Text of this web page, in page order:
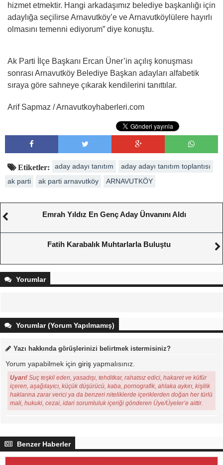
hizmet etmektir. Hangi arkadaşımız belediye başkanlığı için
adaylığa seçilirse Arnavutköy’e ve Arnavutköylülere hayırlı
olmasını temenni ediyorum” diye konuştu.
Ak Parti İlçe Başkanı Ercan Üner’in açılış konuşması
sonrası Arnavutköy Belediye Başkan adayları alfabetik
sıraya göre sahneye çıkarak kendilerini tanıttılar.
Arif Sapmaz / Arnavutkoyhaberleri.com
Etiketler: aday adayı tanıtım
aday adayı tanıtım toplantısı
ak parti
ak parti arnavutköy ARNAVUTKÖY
Emrah Yıldız En Genç Aday Ünvanını Aldı
Fatih Karabalık Muhtarlarla Buluştu
Yorumlar
Yorumlar (Yorum Yapılmamış)
Yazı hakkında görüşlerinizi belirtmek istermisiniz?
Yorum yapabilmek için giriş yapmalısınız.
Uyarı! Suç teşkil eden, yasadışı, tehditkar, rahatsız edici, hakaret ve küfür
içeren, aşağılayıcı, küçük düşürücü, kaba, pornografik, ahlaka aykırı, kişilik
haklarına zarar verici ya da benzeri niteliklerde içeriklerden doğan her türlü
mali, hukuki, cezai, idari sorumluluk içeriği gönderen Üye/Üyeler’e aittir.
Benzer Haberler